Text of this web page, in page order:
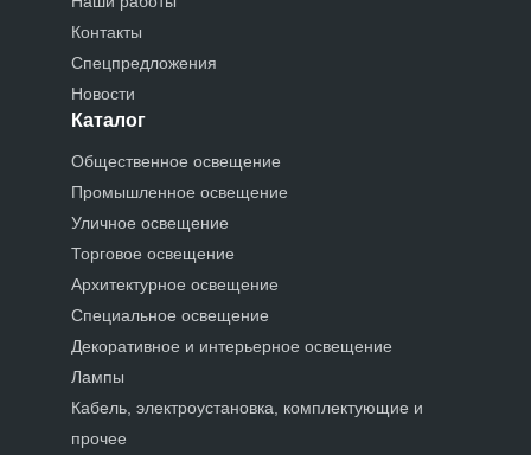
Контакты
Спецпредложения
Новости
Каталог
Общественное освещение
Промышленное освещение
Уличное освещение
Торговое освещение
Архитектурное освещение
Специальное освещение
Декоративное и интерьерное освещение
Лампы
Кабель, электроустановка, комплектующие и
прочее